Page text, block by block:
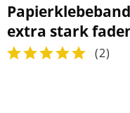
extra stark
(2)